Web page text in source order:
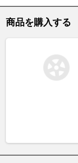
商品を購入する